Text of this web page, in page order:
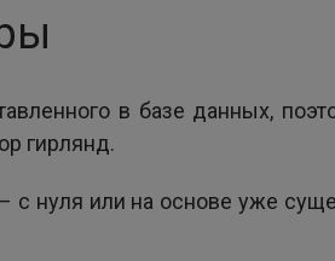
в базе данных,
гирлянд.
с нуля или на основе уже